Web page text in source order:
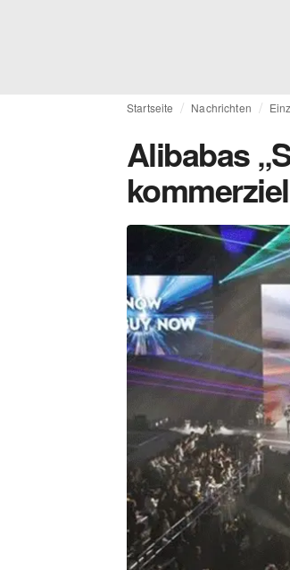
Startseite Nachrichten
Alibabas